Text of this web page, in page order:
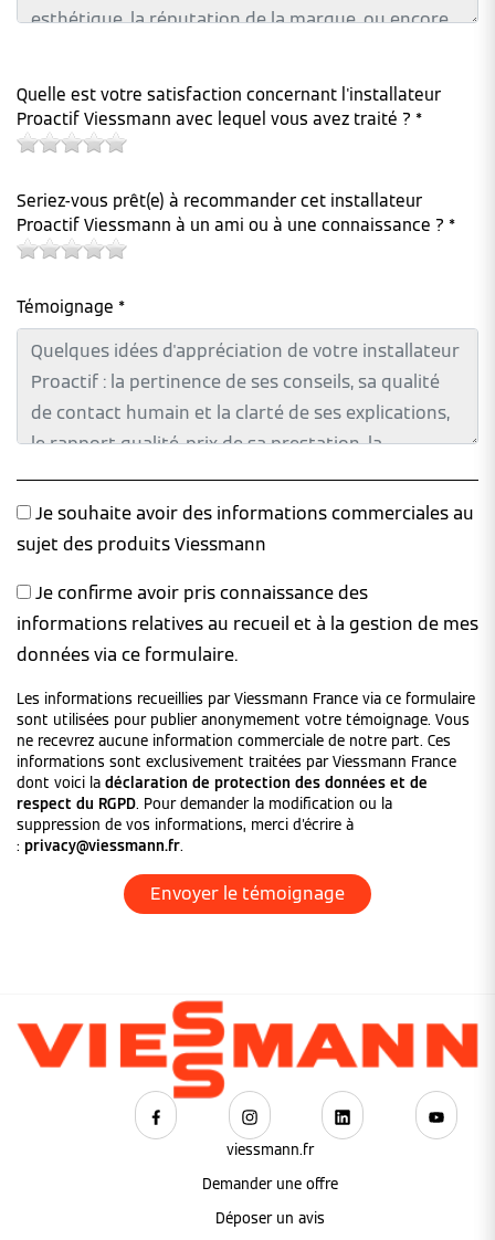
Quelle est votre satisfaction concernant l'installateur
Proactif Viessmann avec lequel vous avez traité ? *
Seriez-vous prêt(e) à recommander cet installateur
Proactif Viessmann à un ami ou à une connaissance ? *
Témoignage *
Je souhaite avoir des informations commerciales au
sujet des produits Viessmann
Je confirme avoir pris connaissance des
informations relatives au recueil et à la gestion de mes
données via ce formulaire.
Les informations recueillies par Viessmann France via ce formulaire
sont utilisées pour publier anonymement votre témoignage. Vous
ne recevrez aucune information commerciale de notre part. Ces
informations sont exclusivement traitées par Viessmann France
dont voici la déclaration de protection des données et de
respect du RGPD. Pour demander la modification ou la
suppression de vos informations, merci d'écrire à
: privacy@viessmann.fr.
viessmann.fr
Demander une offre
Déposer un avis